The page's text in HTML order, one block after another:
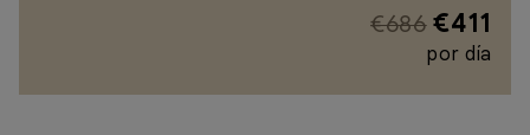
€686 €411
por día